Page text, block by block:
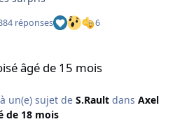
réponses 6
âgé de 15 mois
un(e) sujet de S.Raultdans Axel
de 18 mois